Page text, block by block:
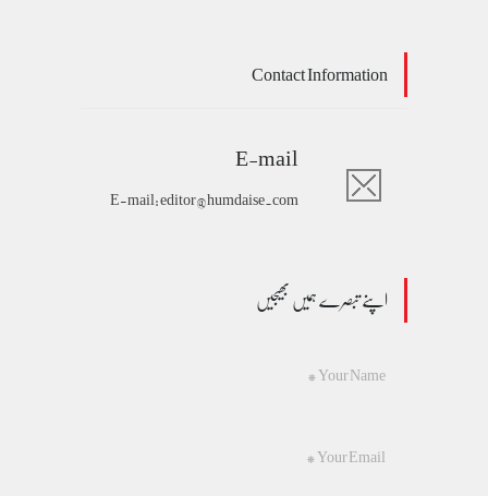
Contact Information
E-mail
E-mail: editor@humdaise.com
اپنے تبصرے ہمیں بھیجیں